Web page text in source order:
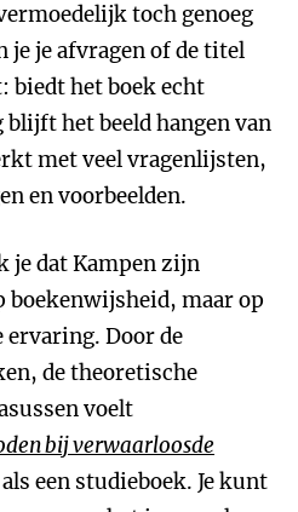
toch genoeg
je je afvragen of de titel
biedt het boek echt
blijft het beeld hangen van
met veel vragenlijsten,
en voorbeelden.
je dat Kampen zijn
boekenwijsheid, maar op
ervaring. Door de
de theoretische
voelt
bij verwaarloosde
een studieboek. Je kunt